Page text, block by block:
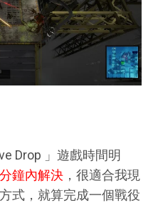
Drop 」遊戲時間明
鐘內解決 ，很適合我現
式，就算完成一個戰役